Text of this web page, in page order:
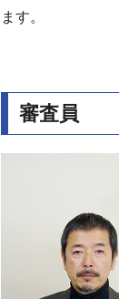
ます。
審査員